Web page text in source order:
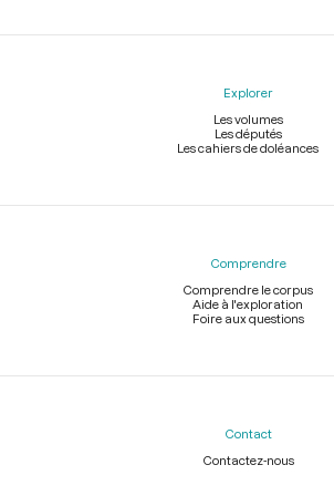
Explorer
Les volumes
Les députés
Les cahiers de doléances
Comprendre
Comprendre le corpus
Aide à l'exploration
Foire aux questions
Contact
Contactez-nous